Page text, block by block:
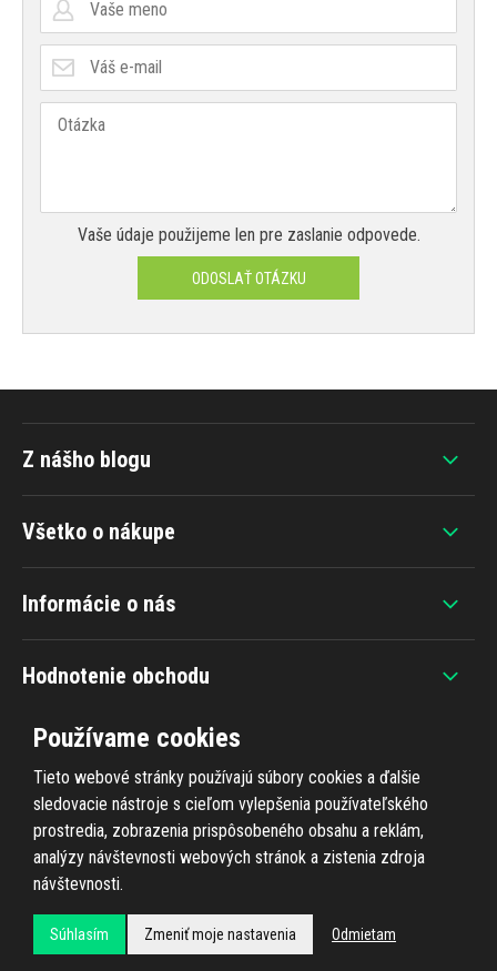
Vaše údaje použijeme len pre zaslanie odpovede.
ODOSLAŤ OTÁZKU
Všetko o nákupe
Informácie o nás
Hodnotenie obchodu
+420 607 383 838
Z nášho blogu
Všetky práva vyhradené © 2026Ahifi.sk, realizácia Shean.cz
Používame cookies
Tieto webové stránky používajú súbory cookies a ďalšie
sledovacie nástroje s cieľom vylepšenia používateľského
prostredia, zobrazenia prispôsobeného obsahu a reklám,
analýzy návštevnosti webových stránok a zistenia zdroja
návštevnosti.
Súhlasím Zmeniť moje nastavenia Odmietam